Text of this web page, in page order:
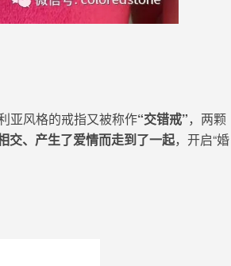
亚风格的戒指又被称作“交错戒”，两颗
交、产生了爱情而走到了一起，开启“婚